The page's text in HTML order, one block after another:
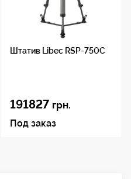
3/8"
Штатив Libec RSP-750C
191827 грн.
Под заказ